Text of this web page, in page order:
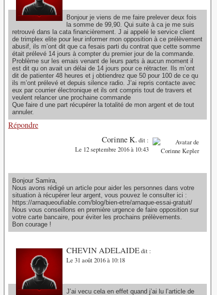
Bonjour je viens de me faire prelever deux fois
la somme de 99,90. Qui suite à ca je me suis
retrouvé dans la cata financièrement. J ai appelé le service client
de trimplex elite pour leur informer mon opposition à ce prélèvement
abusif, ils m’ont dit que ca fesais parti du contrat que cette somme
était prélevé 14 jours à compter du premier jour de la commande.
Problème sur les emais venant de leurs parts à aucun moment il
est dit qu on avait un délai de 14 jours pour ce rétracter. Ils m’ont
dit de patienter 48 heures et j obtiendrez que 50 pour 100 de ce qu
ils m’ont prélevé et depuis silence radio. J’ai repris contacte avec
eux par courrier électronique et ils ont compris tout de travers et
veulent relancer une prochaine commande
Que faire d une part récupérer la totalité de mon argent et de tout
annuler.
Répondre
Corinne K. dit :
Le 12 septembre 2016 à 10:43
Bonjour Samira,
Nous avons rédigé un article pour aider les personnes dans votre
situation à récupérer leur argent, vous pouvez le consulter ici :
https://arnaqueoufiable.com/blog/bien-etre/arnaque-essai-gratuit/
Nous vous conseillons en première urgence de faire opposition sur
votre carte bancaire, pour éviter les prochains prélèvements.
Bon courage !
CHEVIN ADELAIDEdit :
Le 31 août 2016 à 10:18
J’ai vecu cela en effet quand j’ai lu l’article de